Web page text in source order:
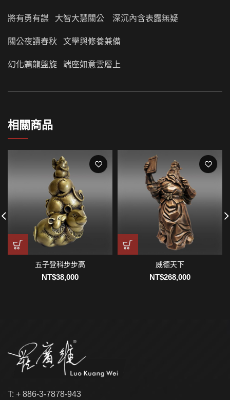
將有勇有謀 大智大慧關公 深沉內含表露無疑
關公夜讀春秋 文學與修養兼備
幻化魑龍盤旋 端座如意雲層上
相關商品
五子登科步步高
NT$38,000
威德天下
NT$268,000
T: + 886-3-7878-943